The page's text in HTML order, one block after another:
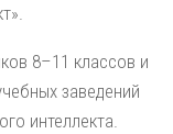
8–11 классов и
заведений
интеллекта.